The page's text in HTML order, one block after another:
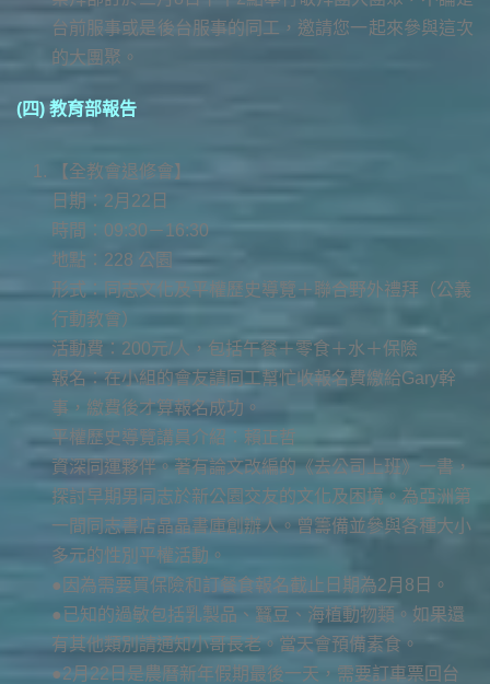
台前服事或是後台服事的同工，邀請您一起來參與這次
的大團聚。
(四) 教育部報告
【全教會退修會】
日期：2月22日
時間：09:30－16:30
地點：228 公園
形式：同志文化及平權歷史導覽＋聯合野外禮拜（公義
行動教會）
活動費：200元/人，包括午餐＋零食＋水＋保險
報名：在小組的會友請同工幫忙收報名費繳給Gary幹
事，繳費後才算報名成功。
平權歷史導覽講員介紹：賴正哲
資深同運夥伴。著有論文改編的《去公司上班》一書，
探討早期男同志於新公園交友的文化及困境。為亞洲第
一間同志書店晶晶書庫創辦人。曾籌備並參與各種大小
多元的性別平權活動。
●因為需要買保險和訂餐食報名截止日期為2月8日。
●已知的過敏包括乳製品、蠶豆、海植動物類。如果還
有其他類別請通知小哥長老。當天會預備素食。
●2月22日是農曆新年假期最後一天，需要訂車票回台